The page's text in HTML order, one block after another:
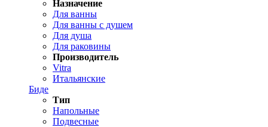
Назначение
Для ванны
Для ванны с душем
Для душа
Для раковины
Производитель
Vitra
Итальянские
Биде
Тип
Напольные
Подвесные